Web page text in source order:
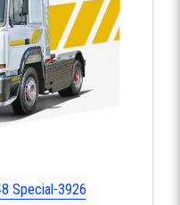
Special-3926